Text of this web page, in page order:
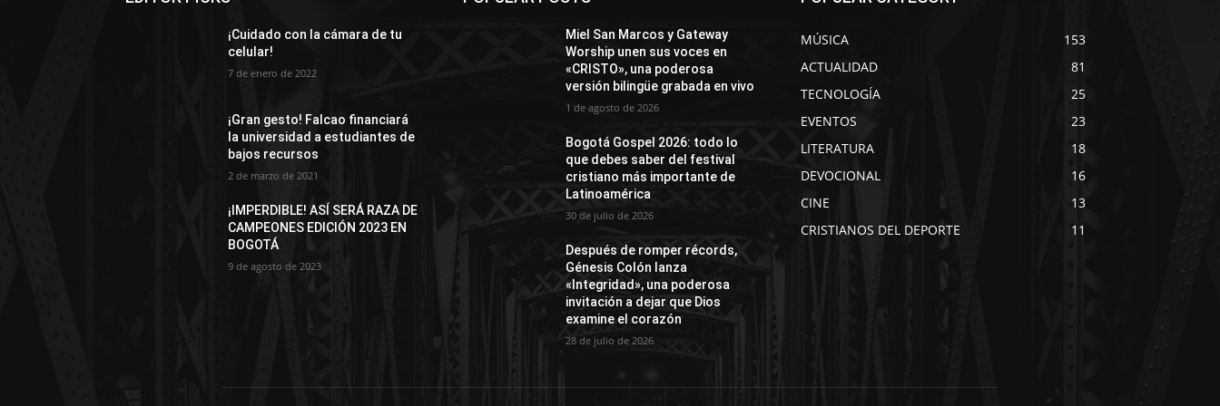
¡Cuidado con la cámara de tu
celular!
7 de enero de 2022
¡Gran gesto! Falcao financiará
la universidad a estudiantes de
bajos recursos
2 de marzo de 2021
¡IMPERDIBLE! ASÍ SERÁ RAZA DE
CAMPEONES EDICIÓN 2023 EN
BOGOTÁ
9 de agosto de 2023
Miel San Marcos y Gateway
Worship unen sus voces en
«CRISTO», una poderosa
versión bilingüe grabada en vivo
1 de agosto de 2026
Bogotá Gospel 2026: todo lo
que debes saber del festival
cristiano más importante de
Latinoamérica
30 de julio de 2026
Después de romper récords,
Génesis Colón lanza
«Integridad», una poderosa
invitación a dejar que Dios
examine el corazón
28 de julio de 2026
MÚSICA
153
ACTUALIDAD
81
TECNOLOGÍA
25
EVENTOS
23
LITERATURA
18
DEVOCIONAL
16
CINE
13
CRISTIANOS DEL DEPORTE
11